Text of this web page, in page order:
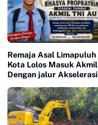
Remaja Asal Limapuluh
Kota Lolos Masuk Akmil
Dengan jalur Akselerasi